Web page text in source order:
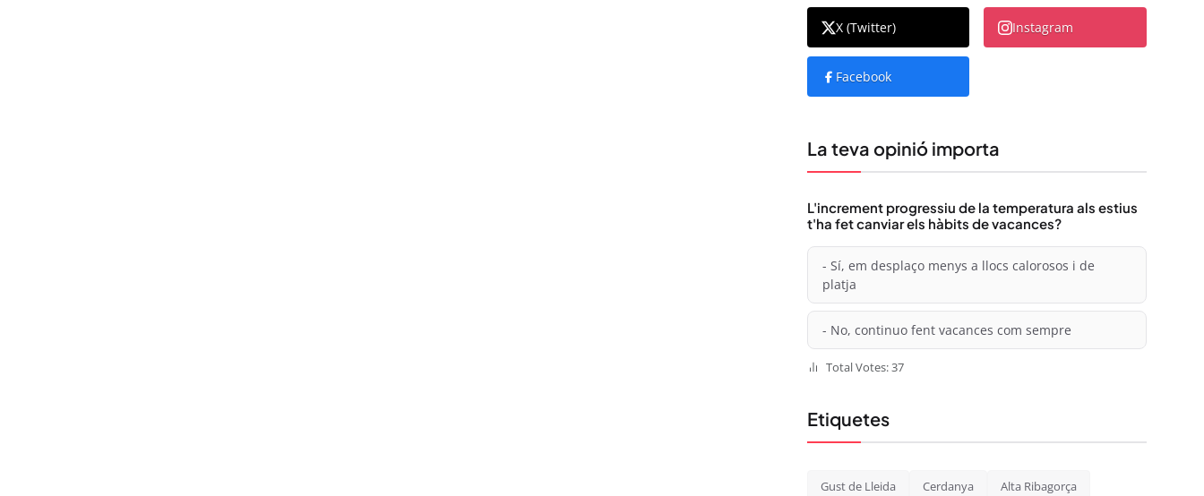
X (Twitter) Instagram
Facebook
La teva opinió importa
L'increment progressiu de la temperatura als estius
t'ha fet canviar els hàbits de vacances?
- Sí, em desplaço menys a llocs calorosos i de
platja
- No, continuo fent vacances com sempre
Total Votes: 37
Etiquetes
Gust de Lleida Cerdanya Alta Ribagorça